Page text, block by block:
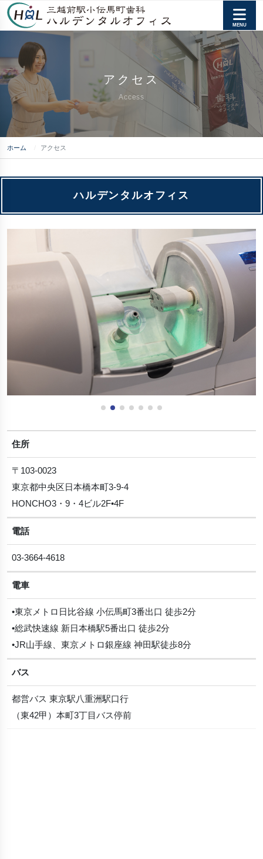
アクセス
Access
ホーム アクセス
ハルデンタルオフィス
住所
〒103-0023
東京都中央区日本橋本町3-9-4
HONCHO3・9・4ビル2F•4F
電話
03-3664-4618
電車
•東京メトロ日比谷線 小伝馬町3番出口 徒歩2分
•総武快速線 新日本橋駅5番出口 徒歩2分
•JR山手線、東京メトロ銀座線 神田駅徒歩8分
バス
都営バス 東京駅八重洲駅口行
（東42甲）本町3丁目バス停前